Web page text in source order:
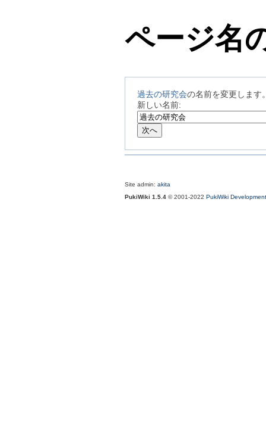
ページ名
過去の研究会の名前を変更します
新しい名前:
Site admin: akita
PukiWiki 1.5.4 © 2001-2022 PukiWiki